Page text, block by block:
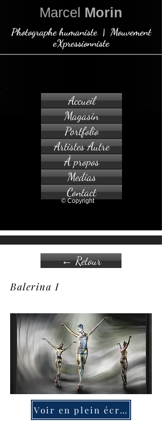
Marcel Morin
Photographe humaniste | Mouvement
eXpressionniste
Accueil
Magasin
Portfolio
Artistes Autre
À propos
Medias
Contact
© Copyright
← Retour
Balerina I
Voir en plein écran